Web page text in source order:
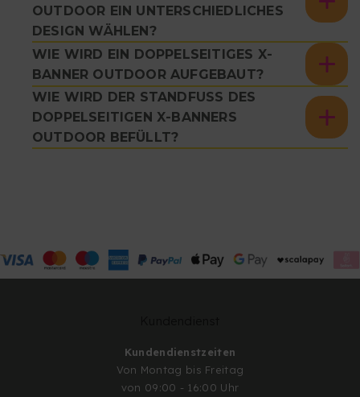
OUTDOOR EIN UNTERSCHIEDLICHES
DESIGN WÄHLEN?
WIE WIRD EIN DOPPELSEITIGES X-
BANNER OUTDOOR AUFGEBAUT?
WIE WIRD DER STANDFUSS DES D
OPPELSEITIGEN X-BANNERS O
UTDOOR BEFÜLLT?
Kundendienstzeiten
Von Montag bis Freitag
von 09:00 - 16:00 Uhr